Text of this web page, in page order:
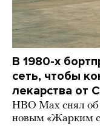
В 1980-х
сеть, чтобы
лекарства от
HBO Max снял
новым «Жарким